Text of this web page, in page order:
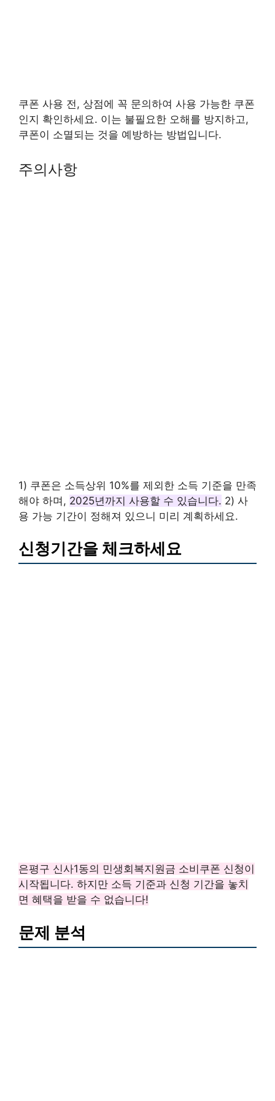
쿠폰 사용 전, 상점에 꼭 문의하여 사용 가능한 쿠폰
인지 확인하세요. 이는 불필요한 오해를 방지하고,
쿠폰이 소멸되는 것을 예방하는 방법입니다.
주의사항
1) 쿠폰은 소득상위 10%를 제외한 소득 기준을 만족
해야 하며, 2025년까지 사용할 수 있습니다. 2) 사
용 가능 기간이 정해져 있으니 미리 계획하세요.
신청기간을 체크하세요
은평구 신사1동의 민생회복지원금 소비쿠폰 신청이
시작됩니다. 하지만 소득 기준과 신청 기간을 놓치
면 혜택을 받을 수 없습니다!
문제 분석